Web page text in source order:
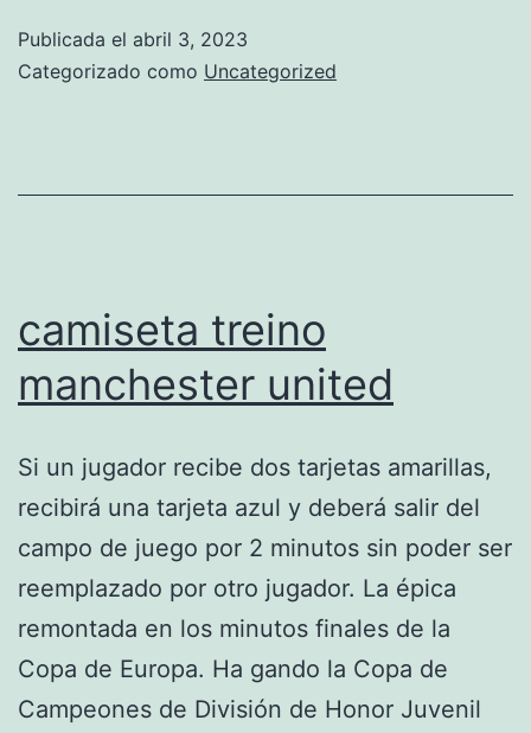
manchester
Publicada el abril 3, 2023
Categorizado como Uncategorized
camiseta treino
manchester united
Si un jugador recibe dos tarjetas amarillas,
recibirá una tarjeta azul y deberá salir del
campo de juego por 2 minutos sin poder ser
reemplazado por otro jugador. La épica
remontada en los minutos finales de la
Copa de Europa. Ha gando la Copa de
Campeones de División de Honor Juvenil